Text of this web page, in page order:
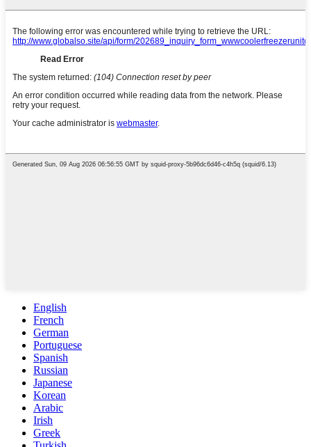
English
French
German
Portuguese
Spanish
Russian
Japanese
Korean
Arabic
Irish
Greek